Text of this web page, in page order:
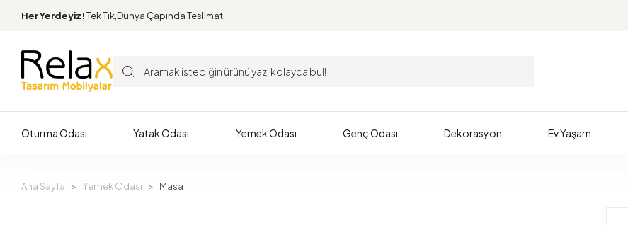
Her Yerdeyiz!Tek Tık,Dünya Çapında Teslimat.
Oturma Odası Yatak Odası Yemek Odası Genç Odası Dekorasyon Ev Yaşam
Ana Sayfa Yemek Odası Masa